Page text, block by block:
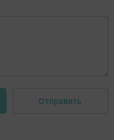
Отправить